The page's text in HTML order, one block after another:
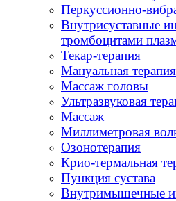
Перкуссионно-
Внутрисуставные
тромбоцитами
Текар-терапия
Мануальная терапия
Массаж головы
Ультразвуковая
Массаж
Миллиметровая
Озонотерапия
Крио-термальная
Пункция сустава
Внутримышечные